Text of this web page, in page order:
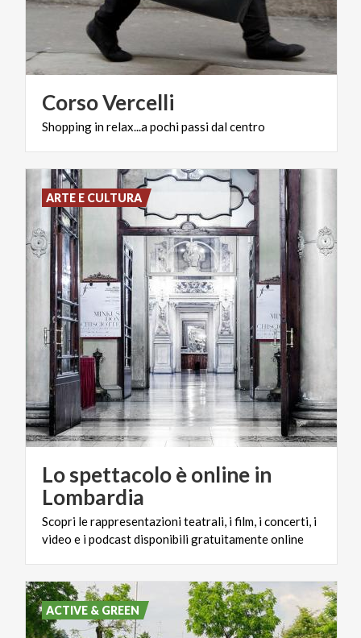
CorsoVercelli
Shopping inrelax...apochipassidalcentro
Lo spettacolo è online in
Lombardia
Scopri lerappresentazioniteatrali, ifilm, iconcerti, i
video e ipodcastdisponibiligratuitamenteonline
ARTE E CULTURA
ACTIVE & GREEN